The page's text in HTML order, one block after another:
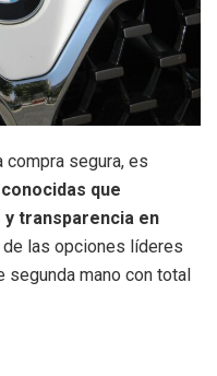
compra segura, es
que
transparencia en
de las opciones líderes
segunda mano con total